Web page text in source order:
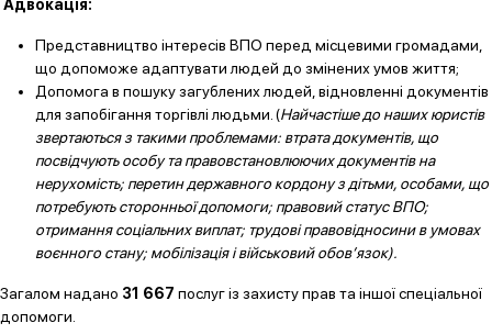
Адвокація:
Представництво інтересів ВПО перед місцевими громадами,
що допоможе адаптувати людей до змінених умов життя;
Допомога в пошуку загублених людей, відновленні документів
для запобігання торгівлі людьми. (Найчастіше до наших юристів
звертаються з такими проблемами: втрата документів, що
посвідчують особу та правовстановлюючих документів на
нерухомість; перетин державного кордону з дітьми, особами, що
потребують сторонньої допомоги; правовий статус ВПО;
отримання соціальних виплат; трудові правовідносини в умовах
воєнного стану; мобілізація і військовий обов’язок).
Загалом надано 31 667 послуг із захисту прав та іншої спеціальної
допомоги.